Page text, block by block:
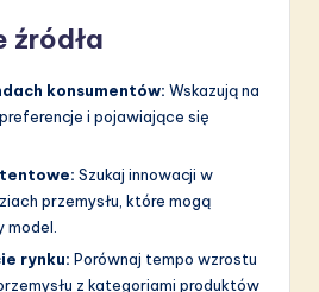
źródła
konsumentów: Wskazują na
i pojawiające się
Szukaj innowacji w
przemysłu, które mogą
model.
rynku: Porównaj tempo wzrostu
z kategoriami produktów